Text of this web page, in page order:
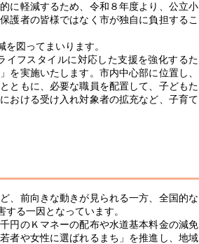
に軽減するため、令和８年度より、公立小
護者の皆様ではなく市が独自に負担するこ
図ってまいります。
フスタイルに対応した支援を強化するた
を実施いたします。市内中心部に位置し、
ともに、必要な職員を配置して、子どもた
おける受け入れ対象者の拡充など、子育て
、前向きな動きが見られる一方、全国的な
る一因となっています。
円のＫマネーの配布や水道基本料金の減免
者や女性に選ばれるまち」を推進し、地域